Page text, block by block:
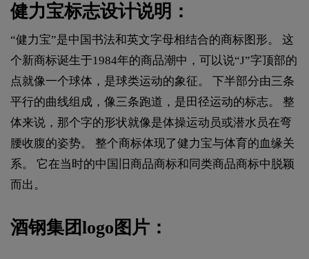
健力宝标志设计说明：
“健力宝”是中国书法和英文字母相结合的商标图形。 这
个新商标诞生于1984年的商品潮中，可以说“J”字顶部的
点就像一个球体，是球类运动的象征。 下半部分由三条
平行的曲线组成，像三条跑道，是田径运动的标志。 整
体来说，那个字的形状就像是体操运动员或潜水员在弯
腰收腹的姿势。 整个商标体现了健力宝与体育的血缘关
系。 它在当时的中国旧商品商标和同类商品商标中脱颖
而出。
酒钢集团logo图片：